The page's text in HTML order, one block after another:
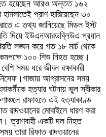
হয়েছেন আরও অন্তত ১৬২
প্রাণ হারিয়েছেন ৩০
এ তথ্য জানিয়েছে মিডল ইস্ট
দিয়ে ইউএনআরডব্লিউএ প্রধান
লঙ্ঘন করে গত ১৮ মার্চ থেকে
১০০ শিশু নিহত হচ্ছে।
সময় ধরে জীবন রক্ষাকারী
আগ্রাসনের সময়
হত্যার ঘটনায় ভুল স্বীকার
রাফাহতে এই হত্যাকাণ্ড
রাদওয়ানের মোবাইলে ধারণ করা
ত্রাণবাহী একটি দল নিহত
তারা রিফাত রাদওয়ানের